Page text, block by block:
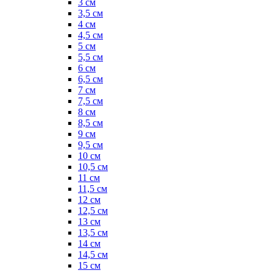
3 см
3,5 см
4 см
4,5 см
5 см
5,5 см
6 см
6,5 см
7 см
7,5 см
8 см
8,5 см
9 см
9,5 см
10 см
10,5 см
11 см
11,5 см
12 см
12,5 см
13 см
13,5 см
14 см
14,5 см
15 см